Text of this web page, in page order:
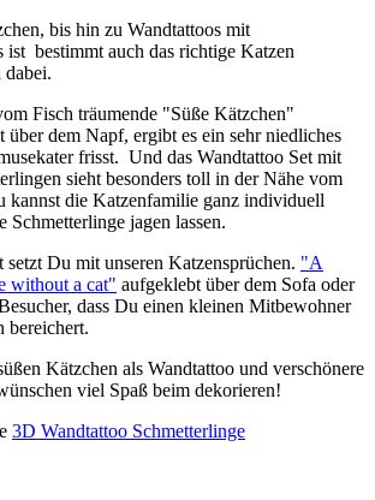
bis hin zu Wandtattoos mit
ist bestimmt auch das richtige Katzen
Fisch träumende "Süße Kätzchen"
über dem Napf, ergibt es ein sehr niedliches
frisst. Und das Wandtattoo Set mit
sieht besonders toll in der Nähe vom
kannst die Katzenfamilie ganz individuell
Schmetterlinge jagen lassen.
setzt Du mit unseren Katzensprüchen. "A
without a cat" aufgeklebt über dem Sofa oder
dass Du einen kleinen Mitbewohner
bereichert.
Kätzchen als Wandtattoo und verschönere
viel Spaß beim dekorieren!
3D Wandtattoo Schmetterlinge